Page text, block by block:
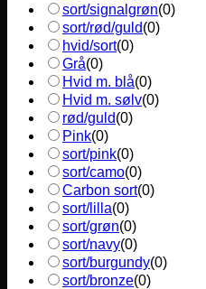
sort/signalgrøn(0)
sort/rød/guld(0)
hvid/sort(0)
Grå(0)
Hvid m. blå(0)
Hvid m. sølv(0)
rød/guld(0)
Pink(0)
sort/pink(0)
sort/camo(0)
Carbon sort(0)
sort/lilla(0)
sort/grøn(0)
sort/navy(0)
sort/burgundy(0)
sort/bronze(0)